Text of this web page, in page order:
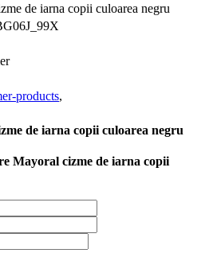
de iarna copii culoarea negru
products,
de iarna copii culoarea negru
Mayoral cizme de iarna copii